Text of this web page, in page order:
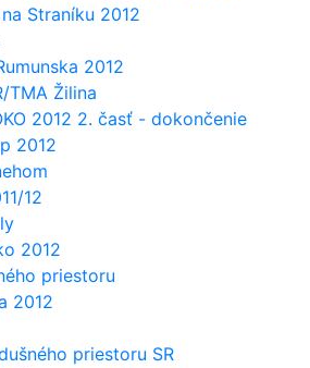
Straníku 2012
2012
TMA Žilina
2012 2. časť - dokončenie
2012
12
2012
priestoru
2012
priestoru SR